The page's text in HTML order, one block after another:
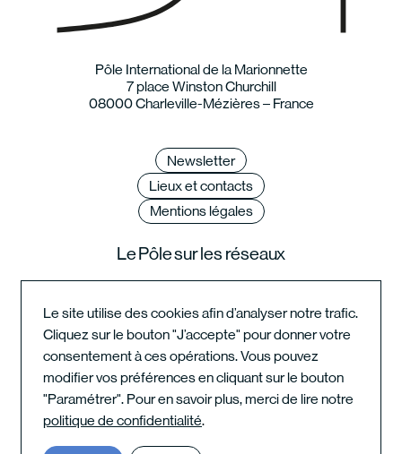
Le site utilise des cookies afin d’analyser notre trafic.
Cliquez sur le bouton "J’accepte" pour donner votre
consentement à ces opérations. Vous pouvez
modifier vos préférences en cliquant sur le bouton
"Paramétrer". Pour en savoir plus, merci de lire notre
politique de confidentialité.
Pôle International de la Marionnette
7 place Winston Churchill
08000 Charleville-Mézières – France
Newsletter
Lieux et contacts
Mentions légales
Le Pôle sur les réseaux
Instagram du festival
Instagram de l'école